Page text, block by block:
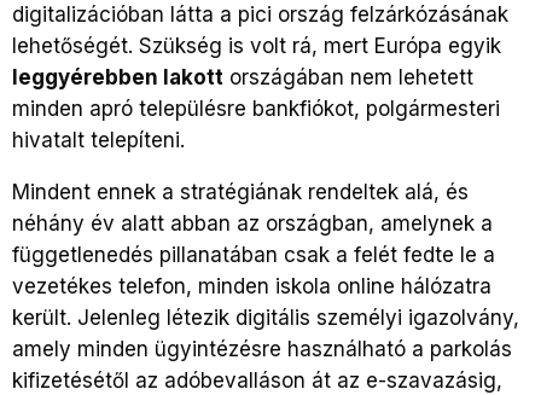
digitalizációban látta a pici ország felzárkózásának
lehetőségét. Szükség is volt rá, mert Európa egyik
leggyérebben lakott országában nem lehetett
minden apró településre bankfiókot, polgármesteri
hivatalt telepíteni.
Mindent ennek a stratégiának rendeltek alá, és
néhány év alatt abban az országban, amelynek a
függetlenedés pillanatában csak a felét fedte le a
vezetékes telefon, minden iskola online hálózatra
került. Jelenleg létezik digitális személyi igazolvány,
amely minden ügyintézésre használható a parkolás
kifizetésétől az adóbevalláson át az e-szavazásig,